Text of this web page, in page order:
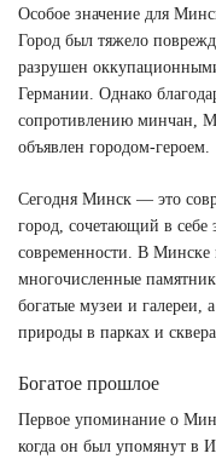
Особое значение для
Город был тяжело
разрушен
Германии. Однако
сопротивлению минчан,
объявлен городом-героем.
Сегодня Минск — это
город, сочетающий в себе
современности. В Минске
многочисленные
богатые музеи и галереи,
природы в парках и
Богатое прошлое
Первое упоминание о
когда он был упомянут в